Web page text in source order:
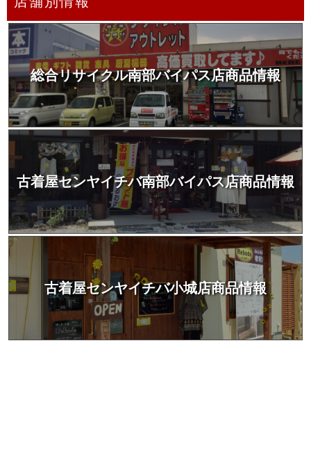
総合リサイクル南部バイパス店商品情報
古着屋センヤイチバ南部バイパス店商品情報
古着屋センヤイチバ小城店商品情報